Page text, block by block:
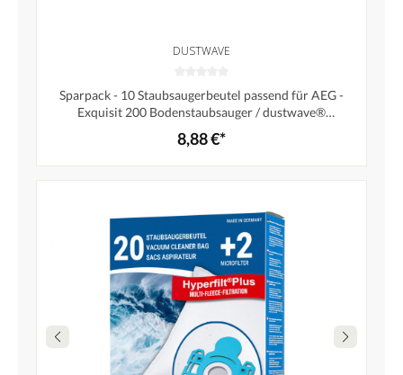
DUSTWAVE
Sparpack - 10 Staubsaugerbeutel passend für AEG -
Exquisit 200 Bodenstaubsauger / dustwave®
Markenstaubbeutel - Made in Germany + inkl. Microfilter
8,88 €*